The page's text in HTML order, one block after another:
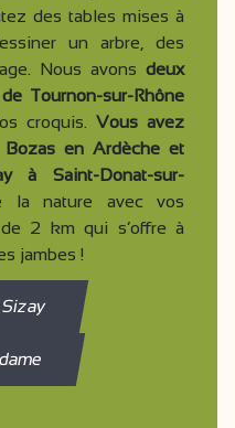
des tables mises à
un arbre, des
Nous avons deux
Tournon-sur-Rhône
croquis. Vous avez
en Ardèche et
à Saint-Donat-sur-
nature avec vos
2 km qui s’offre à
jambes !